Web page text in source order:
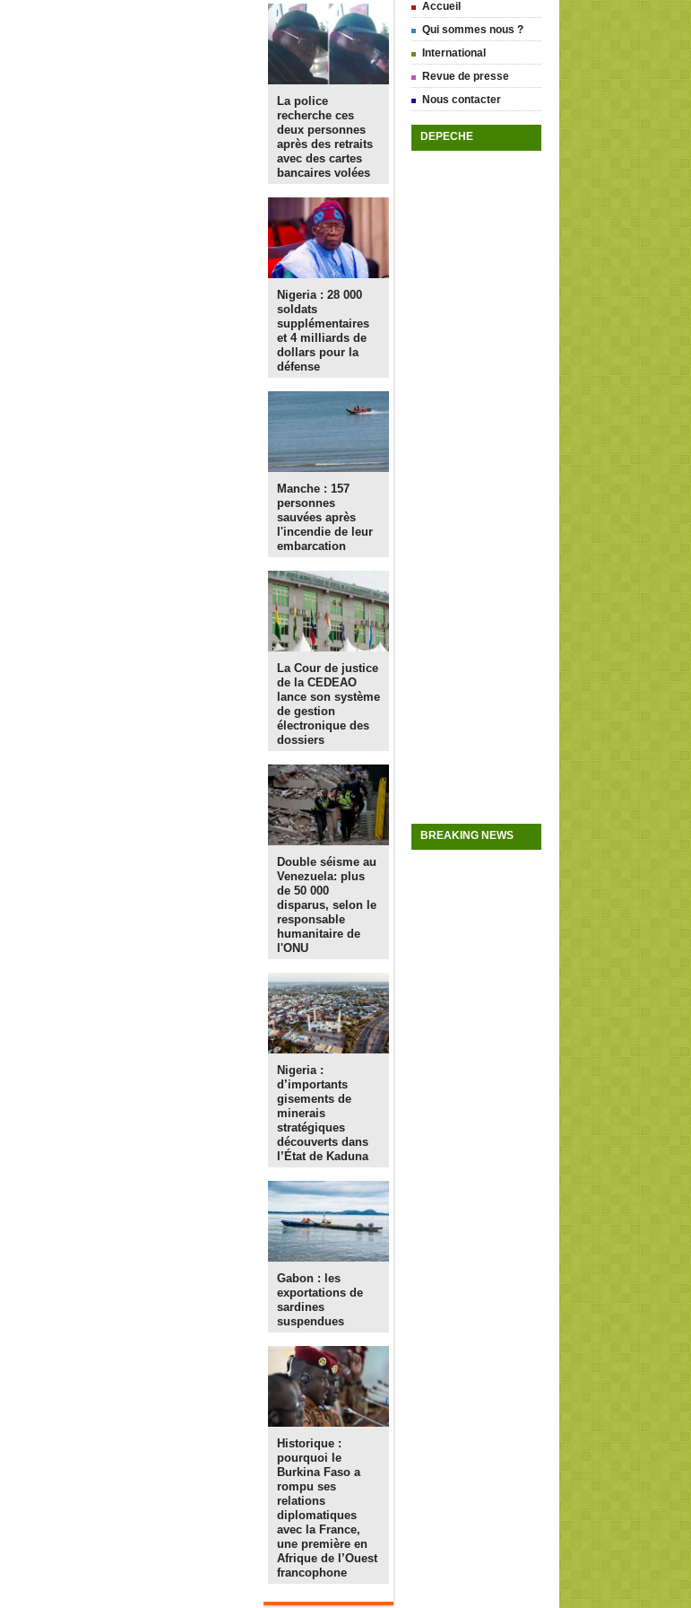
La police
recherche ces
deux personnes
après des retraits
avec des cartes
bancaires volées
Nigeria : 28 000
soldats
supplémentaires
et 4 milliards de
dollars pour la
défense
Manche : 157
personnes
sauvées après
l'incendie de leur
embarcation
La Cour de justice
de la CEDEAO
lance son système
de gestion
électronique des
dossiers
Double séisme au
Venezuela: plus
de 50 000
disparus, selon le
responsable
humanitaire de
l'ONU
Nigeria :
d’importants
gisements de
minerais
stratégiques
découverts dans
l’État de Kaduna
Gabon : les
exportations de
sardines
suspendues
Historique :
pourquoi le
Burkina Faso a
rompu ses
relations
diplomatiques
avec la France,
une première en
Afrique de l’Ouest
francophone
Accueil
Qui sommes nous ?
International
Revue de presse
Nous contacter
DEPECHE
BREAKING NEWS